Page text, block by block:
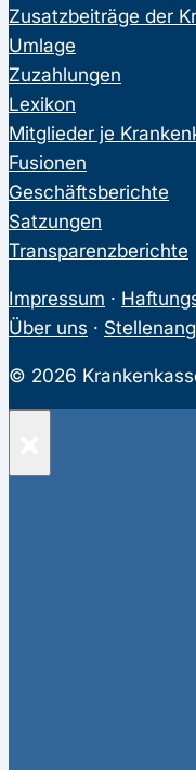
Zusatzbeiträge der
Umlage
Zuzahlungen
Lexikon
Mitglieder je
Fusionen
Geschäftsberichte
Satzungen
Transparenzberichte
Impressum ·
Über uns ·
© 2026